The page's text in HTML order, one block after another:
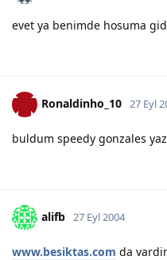
evet ya benimde hosuma
Ronaldinho_10 27 Eyl
buldum speedy gonzales
alifb 27 Eyl 2004
www.besiktas.com da